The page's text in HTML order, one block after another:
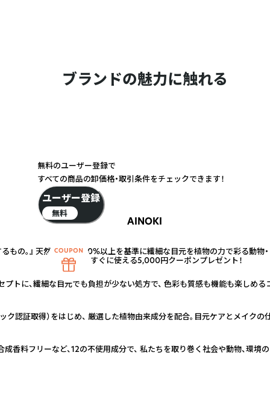
ブランドの魅力に触れる
AINOKI
るもの。』 天然由来成分90%以上を基準に繊細な目元を植物の力で彩る動物
プトに、繊細な目元でも負担が少ない処方で、 色彩も質感も機能も楽しめる
認証取得）をはじめ、 厳選した植物由来成分を配合。目元ケアとメイクの
成香料フリーなど、12の不使用成分で、 私たちを取り巻く社会や動物、環境
無料のユーザー登録で
すべての商品の卸価格・取引条件をチェックできます！
ユーザー登録
無料
すぐに使える5,000円クーポンプレゼント！